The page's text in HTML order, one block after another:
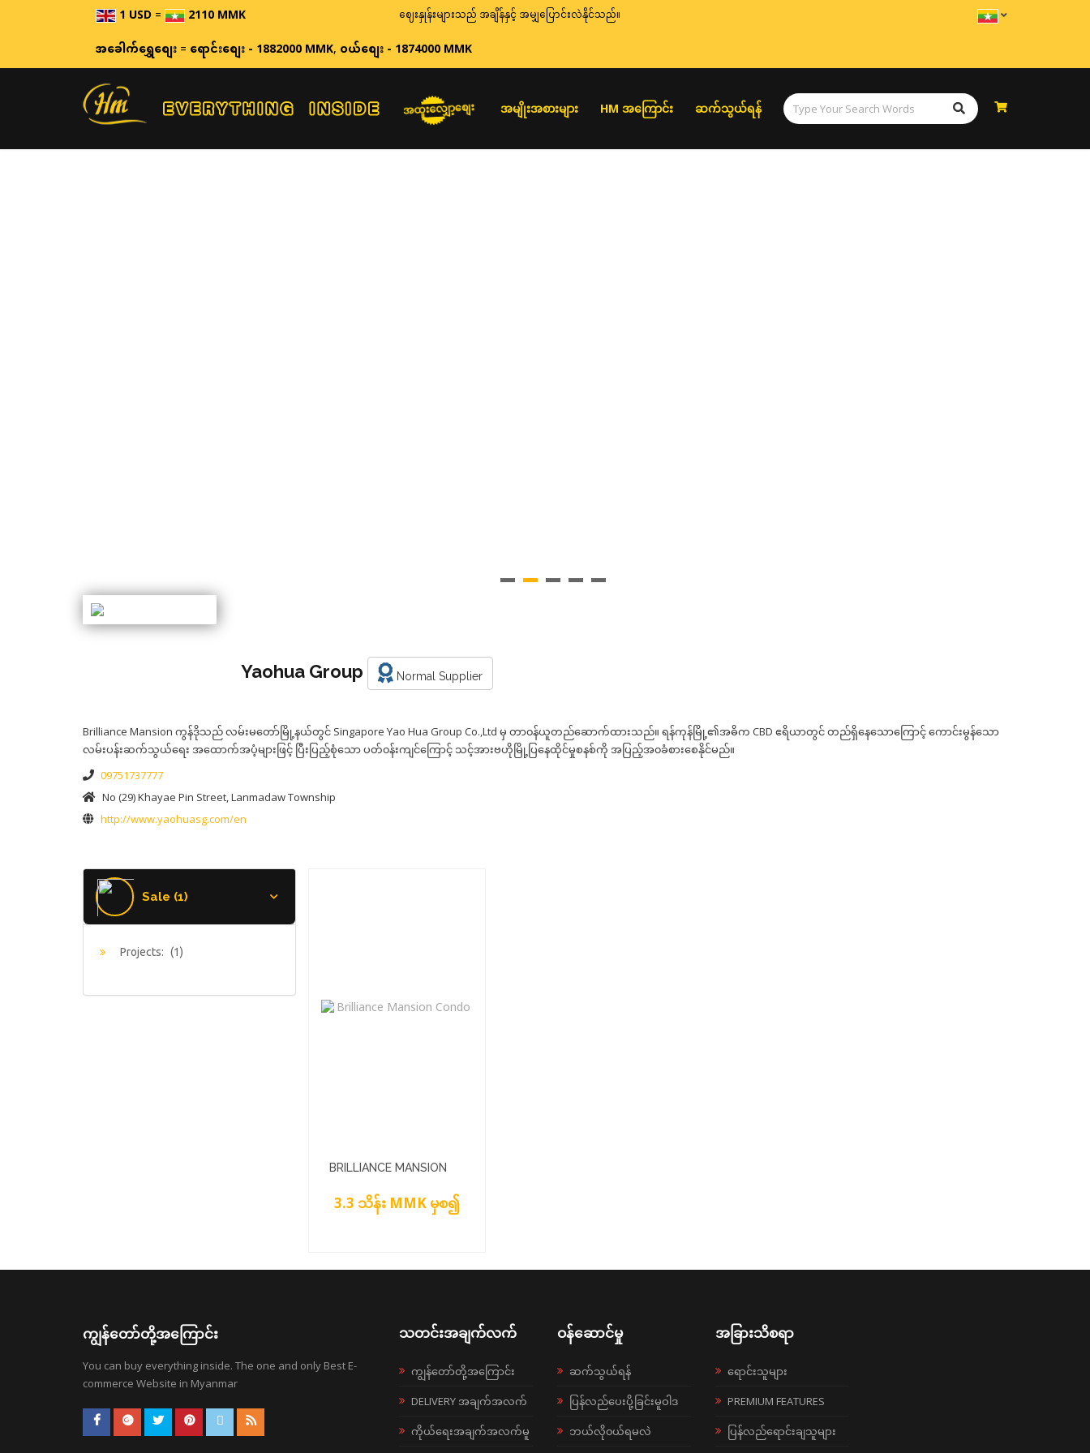
1 USD= 2110 MMK ဈေးနှုန်းများသည် အချိန်နှင့် အမျှပြောင်းလဲနိုင်သည်။
အခေါက်ရွှေစျေး=ရောင်းစျေး - 1882000 MMK,ဝယ်စျေး - 1874000 MMK
အထူးလျှော့စျေး အမျိုးအစားများ HM အကြောင်း ဆက်သွယ်ရန်
Yaohua Group Normal Supplier
Brilliance Mansion ကွန်ဒိုသည် လမ်းမတော်မြို့နယ်တွင် Singapore Yao Hua Group Co.,Ltd မှ တာ၀န်ယူတည်ဆောက်ထားသည်။ ရန်ကုန်မြို့၏အဓိက CBD ဧရိယာတွင် တည်ရှိနေသောကြောင့် ကောင်းမွန်သော
လမ်းပန်းဆက်သွယ်ရေး အထောက်အပံ့များဖြင့် ပြီးပြည့်စုံသော ပတ်၀န်းကျင်ကြောင့် သင့်အားဗဟိုမြို့ပြနေထိုင်မှုစနစ်ကို အပြည့်အ၀ခံစားစေနိုင်မည်။
09751737777
No (29) Khayae Pin Street, Lanmadaw Township
http://www.yaohuasg.com/en
Sale (1)
Projects: (1)
BRILLIANCE MANSION
3.3 သိန်း MMK မှစ၍
ကျွန်တော်တို့အကြောင်း
You can buy everything inside. The one and only Best E-
commerce Website in Myanmar
သတင်းအချက်လက်
ကျွန်တော်တို့အကြောင်း
DELIVERY အချက်အလက်
ကိုယ်ရေးအချက်အလက်မူ
ဝန်ဆောင်မှု
ဆက်သွယ်ရန်
ပြန်လည်ပေးပို့ခြင်းမူဝါဒ
ဘယ်လို၀ယ်ရမလဲ
အခြားသိစရာ
ရောင်းသူများ
PREMIUM FEATURES
ပြန်လည်ရောင်းချသူများ